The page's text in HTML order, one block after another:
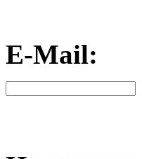
E-Mail: